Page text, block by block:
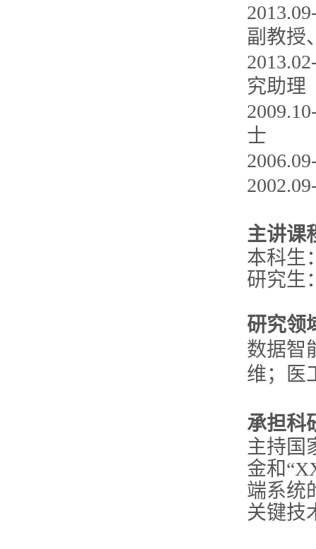
副教授
究助理
士
主讲课
本科生
研究生
研究领
数据智
维；医
承担科
主持国
金和
端系统
关键技